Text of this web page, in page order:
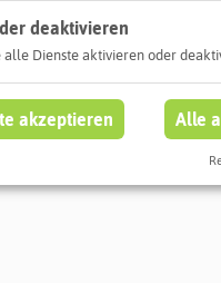
Portale
deaktivieren
alle Dienste aktivieren oder
akzeptieren Alle